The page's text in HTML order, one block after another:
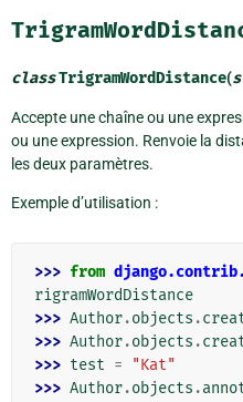
classTrigramWordDistance(
Accepte une chaîne ou une
ou une expression. Renvoie la
les deux paramètres.
Exemple d’utilisation :
>>> from
rigramWordDistance
>>> Author.objects .
>>> Author.objects .
>>> test =
"Kat"
>>> Author.objects .